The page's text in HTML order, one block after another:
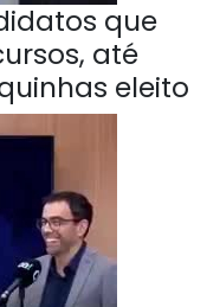
que
até
eleito